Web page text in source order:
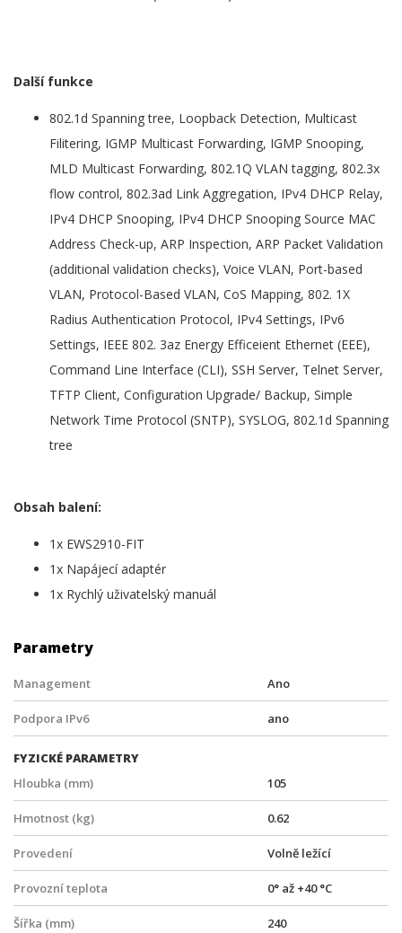
Další funkce
802.1d Spanning tree, Loopback Detection, Multicast
Filitering, IGMP Multicast Forwarding, IGMP Snooping,
MLD Multicast Forwarding, 802.1Q VLAN tagging, 802.3x
flow control, 802.3ad Link Aggregation, IPv4 DHCP Relay,
IPv4 DHCP Snooping, IPv4 DHCP Snooping Source MAC
Address Check-up, ARP Inspection, ARP Packet Validation
(additional validation checks), Voice VLAN, Port-based
VLAN, Protocol-Based VLAN, CoS Mapping, 802. 1X
Radius Authentication Protocol, IPv4 Settings, IPv6
Settings, IEEE 802. 3az Energy Efficeient Ethernet (EEE),
Command Line Interface (CLI), SSH Server, Telnet Server,
TFTP Client, Configuration Upgrade/ Backup, Simple
Network Time Protocol (SNTP), SYSLOG, 802.1d Spanning
tree
Obsah balení:
1x EWS2910-FIT
1x Napájecí adaptér
1x Rychlý uživatelský manuál
Parametry
Management Ano
Podpora IPv6 ano
FYZICKÉ PARAMETRY
Hloubka (mm)
105
Hmotnost (kg) 0.62
Provedení Volně ležící
Provozní teplota 0° až +40 °C
Šířka (mm) 240